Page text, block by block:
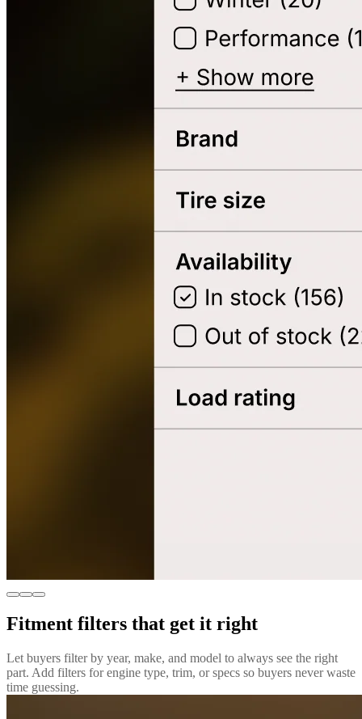
Fitment filters that get it right
Let buyers filter by year, make, and model to always see the right
part. Add filters for engine type, trim, or specs so buyers never waste
time guessing.